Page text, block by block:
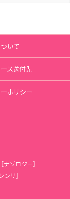
いて
ス送付先
ポリシー
ゾロジー］
リ］